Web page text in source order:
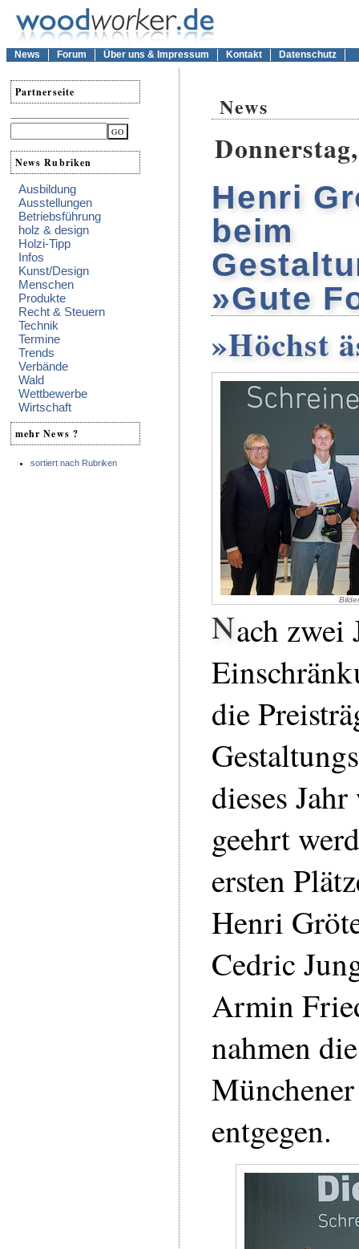
News Forum Über uns & Impressum Kontakt Datenschutz
Partnerseite
News Rubriken
Ausbildung
Ausstellungen
Betriebsführung
holz & design
Holzi-Tipp
Infos
Kunst/Design
Menschen
Produkte
Recht & Steuern
Technik
Termine
Trends
Verbände
Wald
Wettbewerbe
Wirtschaft
mehr News ?
sortiert nach Rubriken
News
Henri
beim
»Gute
»Höchst
Nach zwei
die
dieses
geehrt
ersten
Henri
Cedric
Armin
nahmen
entgegen.